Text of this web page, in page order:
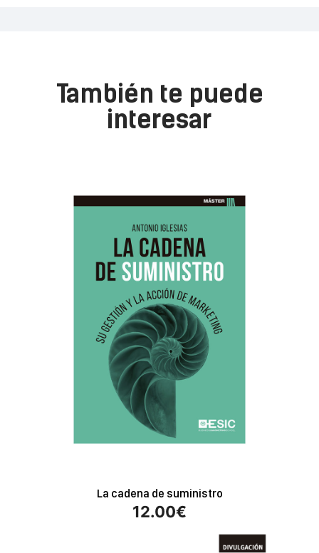
También te puede
interesar
La cadena de suministro
12.00€